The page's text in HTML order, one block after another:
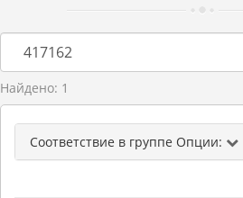
Найдено: 1
Соответствие в группе Опции: